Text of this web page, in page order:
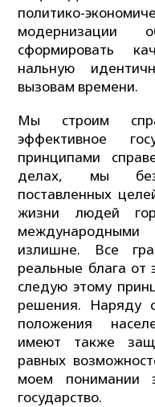
политико-
модернизации
сформировать
нальную
вызовам времени.
Мы строим
эффективное
принципами
делах, мы без
поставленных
жизни людей
излишне. Все
реальные блага от
следую этому
решения. Наряду
положения
имеют также
равных
моем понимании
государство.